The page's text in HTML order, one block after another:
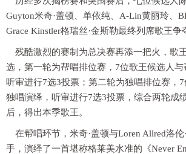
Guyton米奇·盖顿、单依纯、A-Lin黄丽玲、
Grace Kinstler格瑞丝·金斯勒最终列席歌王争
残酷激烈的赛制为总决赛再添一把火，歌
选，第一轮为帮唱排位赛，7位歌王候选人与
听审进行7选3投票；第二轮为独唱排位赛，
独唱演绎，听审进行7选3投票，综合两轮成
后，得出本季歌王。
在帮唱环节，米奇·盖顿与Loren Allred洛
手，演绎了一首堪称格莱美水准的《Never